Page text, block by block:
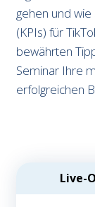
gehen und
(KPIs) für
bewährten
Seminar Ihre
erfolgreichen
Live-